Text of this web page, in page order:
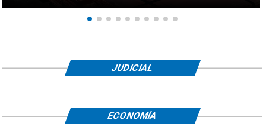
JUDICIAL
ECONOMÍA